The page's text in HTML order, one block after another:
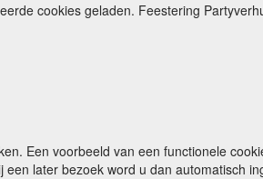
cookies geladen. Feestering
Een voorbeeld van een functionele
een later bezoek word u dan